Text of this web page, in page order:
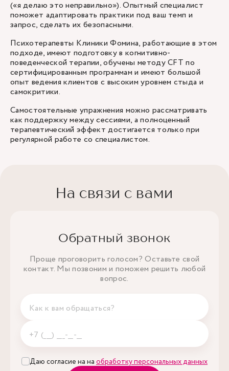
(«я делаю это неправильно»). Опытный специалист
поможет адаптировать практики под ваш темп и
запрос, сделать их безопасными.
Психотерапевты Клиники Фомина, работающие в этом
подходе, имеют подготовку в когнитивно-
поведенческой терапии, обучены методу CFT по
сертифицированным программам и имеют большой
опыт ведения клиентов с высоким уровнем стыда и
самокритики.
Самостоятельные упражнения можно рассматривать
как поддержку между сессиями, а полноценный
терапевтический эффект достигается только при
регулярной работе со специалистом.
На связи с вами
Обратный звонок
Проще проговорить голосом? Оставьте свой
контакт. Мы позвоним и поможем решить любой
вопрос.
Даю согласие на на обработку персональных данных